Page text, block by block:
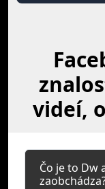
videí,
Čo je to Dw